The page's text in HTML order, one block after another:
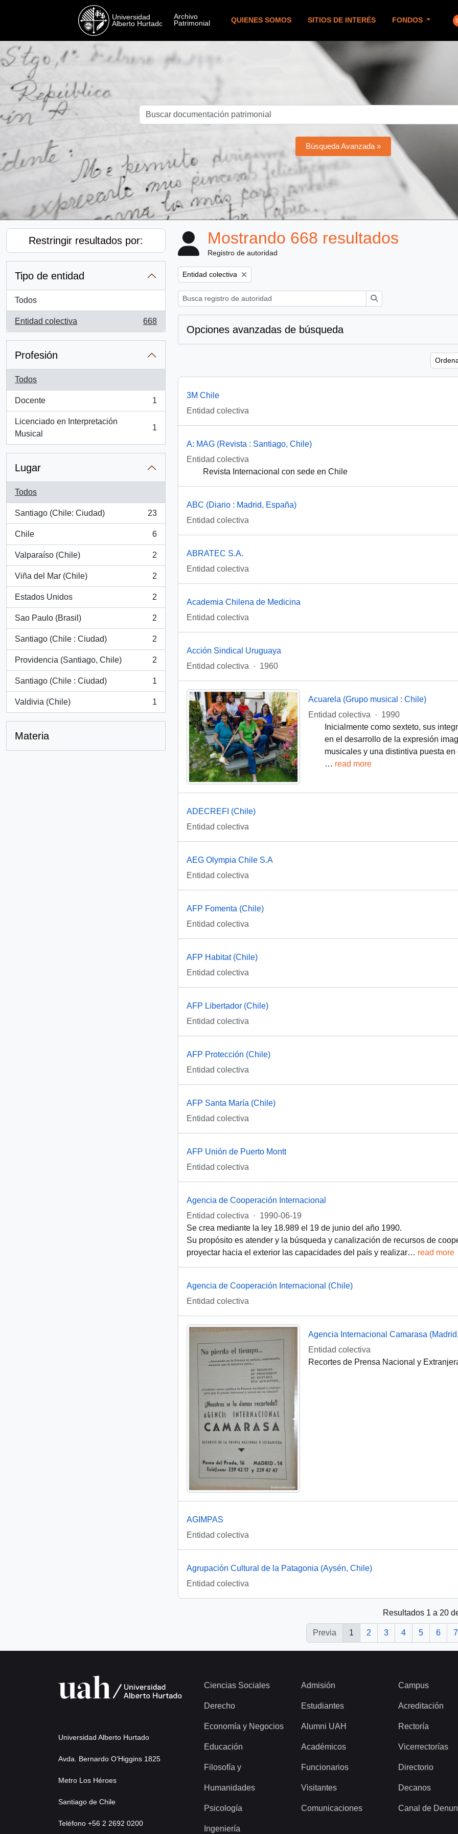
QUIENES SOMOS SITIOS DE INTERÉS FONDOS
Búsqueda Avanzada »
Restringir resultados por:
Tipo de entidad
Todos
Entidad colectiva
, 668 resultados
668
Profesión
Todos
Docente
, 1 resultados
1
Licenciado en Interpretación
Musical
, 1 resultados
1
Lugar
Todos
Santiago (Chile: Ciudad)
, 23 resultados
23
Chile
, 6 resultados
6
Valparaíso (Chile)
, 2 resultados
2
Viña del Mar (Chile)
, 2 resultados
2
Estados Unidos
, 2 resultados
2
Sao Paulo (Brasil)
, 2 resultados
2
Santiago (Chile : Ciudad)
, 2 resultados
2
Providencia (Santiago, Chile)
, 2 resultados
2
Santiago (Chile : Ciudad)
, 1 resultados
1
Valdivia (Chile)
, 1 resultados
1
Materia
Mostrando 668 resultados
Registro de autoridad
Remove filter:
Entidad colectiva
Opciones avanzadas de búsqueda
3M Chile
Entidad colectiva
A: MAG (Revista : Santiago, Chile)
Entidad colectiva
Revista Internacional con sede en Chile
ABC (Diario : Madrid, España)
Entidad colectiva
ABRATEC S.A.
Entidad colectiva
Academia Chilena de Medicina
Entidad colectiva
Acción Sindical Uruguaya
Entidad colectiva
· 1960
Acuarela (Grupo musical : Chile)
Entidad colectiva
· 1990
Inicialmente como sexteto, sus
en el desarrollo de la expresión
musicales y una distintiva puesta en
… read more
ADECREFI (Chile)
Entidad colectiva
AEG Olympia Chile S.A
Entidad colectiva
AFP Fomenta (Chile)
Entidad colectiva
AFP Habitat (Chile)
Entidad colectiva
AFP Libertador (Chile)
Entidad colectiva
AFP Protección (Chile)
Entidad colectiva
AFP Santa María (Chile)
Entidad colectiva
AFP Unión de Puerto Montt
Entidad colectiva
Agencia de Cooperación Internacional
Entidad colectiva
· 1990-06-19
Se crea mediante la ley 18.989 el 19 de junio del año 1990.
Su propósito es atender y la búsqueda y canalización de recursos de
proyectar hacia el exterior las capacidades del país y realizar… read more
Agencia de Cooperación Internacional (Chile)
Entidad colectiva
Agencia Internacional Camarasa
Entidad colectiva
Recortes de Prensa Nacional y
AGIMPAS
Entidad colectiva
Agrupación Cultural de la Patagonia (Aysén, Chile)
Entidad colectiva
Resultados 1 a 20
Previa 1 2 3 4 5 6 7
Universidad Alberto Hurtado
Avda. Bernardo O’Higgins 1825
Metro Los Héroes
Santiago de Chile
Teléfono +56 2 2692 0200
Ciencias Sociales
Derecho
Economía y Negocios
Educación
Filosofía y
Humanidades
Psicología
Ingeniería
Admisión
Estudiantes
Alumni UAH
Académicos
Funcionarios
Visitantes
Comunicaciones
Campus
Acreditación
Rectoría
Vicerrectorías
Directorio
Decanos
Canal de